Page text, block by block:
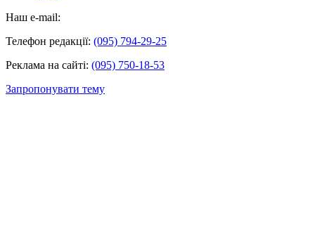
Наш e-mail:
Телефон редакції: (095) 794-29-25
Реклама на сайті: (095) 750-18-53
Запропонувати тему